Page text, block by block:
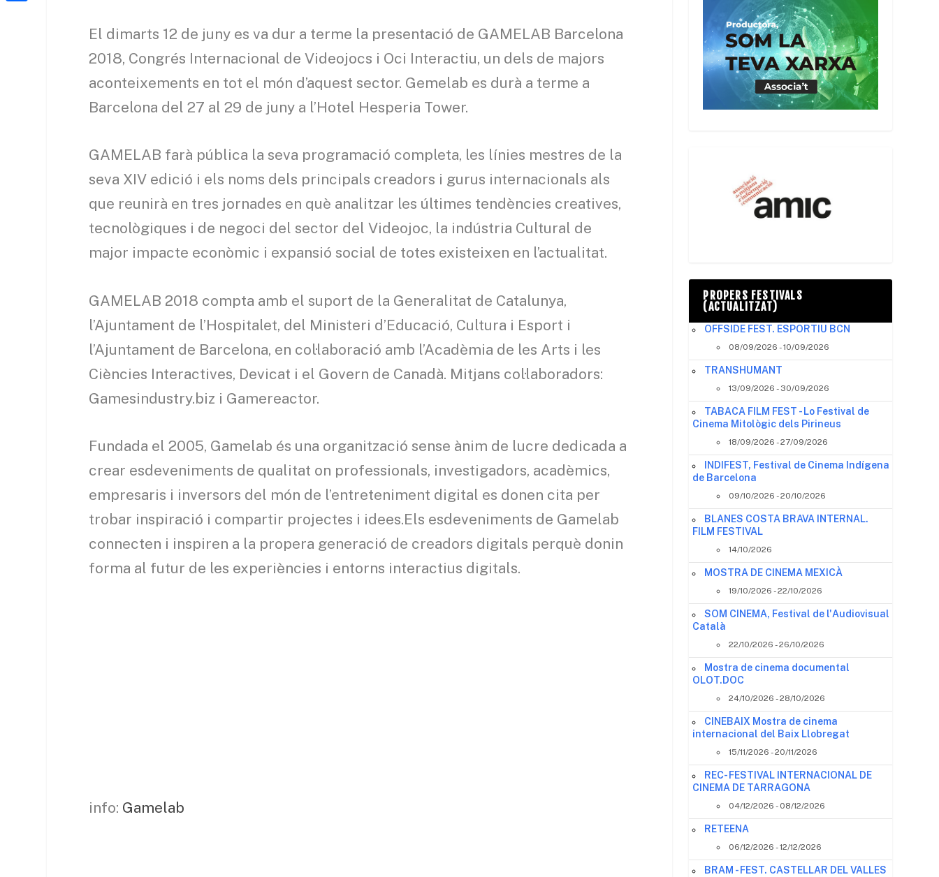
El dimarts 12 de juny es va dur a terme la presentació de GAMELAB Barcelona
2018, Congrés Internacional de Videojocs i Oci Interactiu, un dels de majors
aconteixements en tot el món d’aquest sector. Gemelab es durà a terme a
Barcelona del 27 al 29 de juny a l’Hotel Hesperia Tower.
GAMELAB farà pública la seva programació completa, les línies mestres de la
seva XIV edició i els noms dels principals creadors i gurus internacionals als
que reunirà en tres jornades en què analitzar les últimes tendències creatives,
tecnològiques i de negoci del sector del Videojoc, la indústria Cultural de
major impacte econòmic i expansió social de totes existeixen en l’actualitat.
GAMELAB 2018 compta amb el suport de la Generalitat de Catalunya,
l’Ajuntament de l’Hospitalet, del Ministeri d’Educació, Cultura i Esport i
l’Ajuntament de Barcelona, ​​en col·laboració amb l’Acadèmia de les Arts i les
Ciències Interactives, Devicat i el Govern de Canadà. Mitjans col·laboradors:
Gamesindustry.biz i Gamereactor.
Fundada el 2005, Gamelab és una organització sense ànim de lucre dedicada a
crear esdeveniments de qualitat on professionals, investigadors, acadèmics,
empresaris i inversors del món de l’entreteniment digital es donen cita per
trobar inspiració i compartir projectes i idees.Els esdeveniments de Gamelab
connecten i inspiren a la propera generació de creadors digitals perquè donin
forma al futur de les experiències i entorns interactius digitals.
info: Gamelab
PROPERS FESTIVALS
(ACTUALITZAT)
OFFSIDE FEST. ESPORTIU BCN
08/09/2026 - 10/09/2026
TRANSHUMANT
13/09/2026 - 30/09/2026
TABACA FILM FEST - Lo Festival de
Cinema Mitològic dels Pirineus
18/09/2026 - 27/09/2026
INDIFEST, Festival de Cinema Indígena
de Barcelona
09/10/2026 - 20/10/2026
BLANES COSTA BRAVA INTERNAL.
FILM FESTIVAL
14/10/2026
MOSTRA DE CINEMA MEXICÀ
19/10/2026 - 22/10/2026
SOM CINEMA, Festival de l'Audiovisual
Català
22/10/2026 - 26/10/2026
Mostra de cinema documental
OLOT.DOC
24/10/2026 - 28/10/2026
CINEBAIX Mostra de cinema
internacional del Baix Llobregat
15/11/2026 - 20/11/2026
REC- FESTIVAL INTERNACIONAL DE
CINEMA DE TARRAGONA
04/12/2026 - 08/12/2026
RETEENA
06/12/2026 - 12/12/2026
BRAM - FEST. CASTELLAR DEL VALLES
h